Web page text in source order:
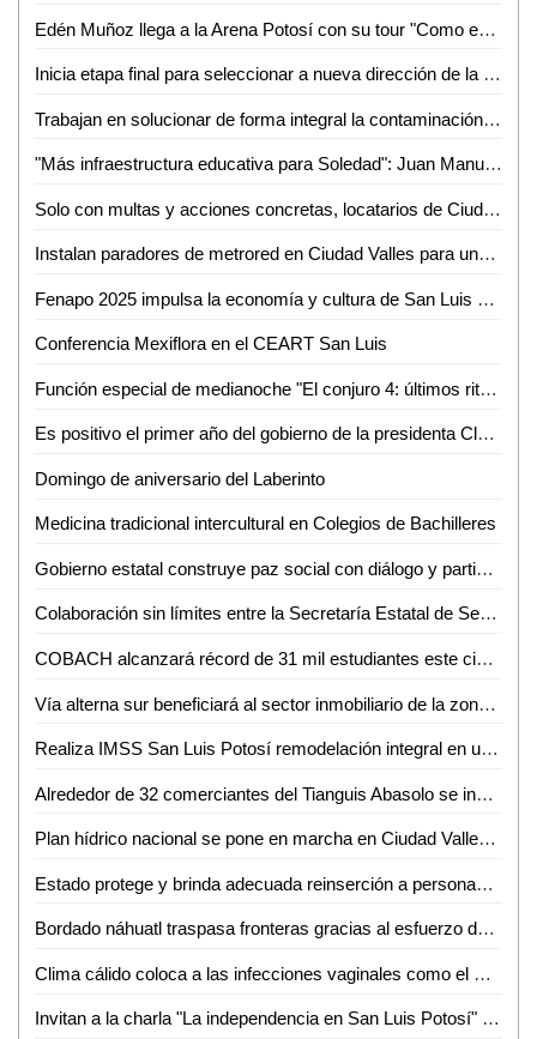
Edén Muñoz llega a la Arena Potosí con su tour "Como en los viejos tiempos"
Inicia etapa final para seleccionar a nueva dirección de la Orquesta Sinfónica
Trabajan en solucionar de forma integral la contaminación en el río Axtla: Dip. Frinné Azuara Yarzábal
"Más infraestructura educativa para Soledad": Juan Manuel Navarro al arrancar techado escolar
Solo con multas y acciones concretas, locatarios de Ciudad Valles respetan horarios de basura
Instalan paradores de metrored en Ciudad Valles para una movilidad sin límites
Fenapo 2025 impulsa la economía y cultura de San Luis Potosí
Conferencia Mexiflora en el CEART San Luis
Función especial de medianoche "El conjuro 4: últimos ritos" en cineteca Alameda
Es positivo el primer año del gobierno de la presidenta Claudia Sheinbaum Pardo: hay estabilidad económica
Domingo de aniversario del Laberinto
Medicina tradicional intercultural en Colegios de Bachilleres
Gobierno estatal construye paz social con diálogo y participación ciudadana
Colaboración sin límites entre la Secretaría Estatal de Seguridad y la ONU: Jesús Juárez Hernández
COBACH alcanzará récord de 31 mil estudiantes este ciclo escolar
Vía alterna sur beneficiará al sector inmobiliario de la zona: AMPI
Realiza IMSS San Luis Potosí remodelación integral en unidades médicas de la zona huasteca
Alrededor de 32 comerciantes del Tianguis Abasolo se instalarán en la Hidalgo el 15 de septiembre
Plan hídrico nacional se pone en marcha en Ciudad Valles; buscan sanear río y garantizar agua de calidad
Estado protege y brinda adecuada reinserción a personas adultas mayores
Bordado náhuatl traspasa fronteras gracias al esfuerzo de artesanos
Clima cálido coloca a las infecciones vaginales como el mayor padecimiento en Ciudad Valles
Invitan a la charla "La independencia en San Luis Potosí" en el Othoniano